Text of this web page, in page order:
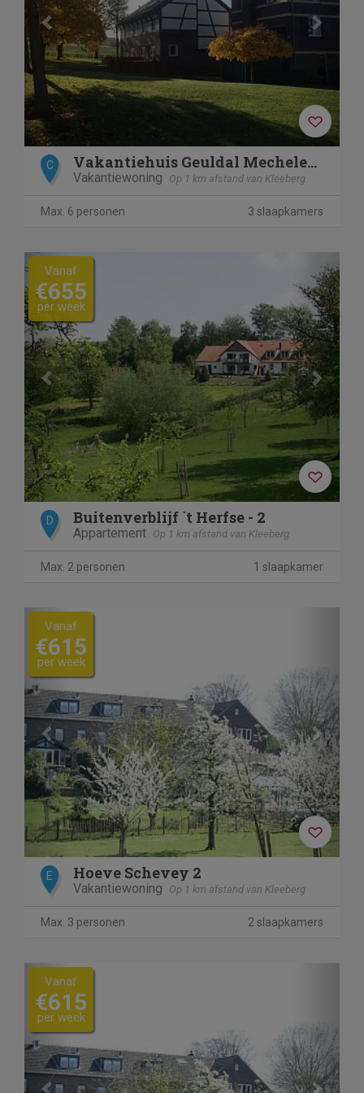
C Vakantiehuis Geuldal Mechelen (214)
Vakantiewoning Op 1 km afstand van Kleeberg
Max. 6 personen 3 slaapkamers
Previous Next
Vanaf
€655
per week
D Buitenverblijf `t Herfse - 2
Appartement Op 1 km afstand van Kleeberg
Max. 2 personen 1 slaapkamer
Previous
Vanaf
€615
per week
E Hoeve Schevey 2
Vakantiewoning Op 1 km afstand van Kleeberg
Max. 3 personen 2 slaapkamers
Previous
Vanaf
€615
per week